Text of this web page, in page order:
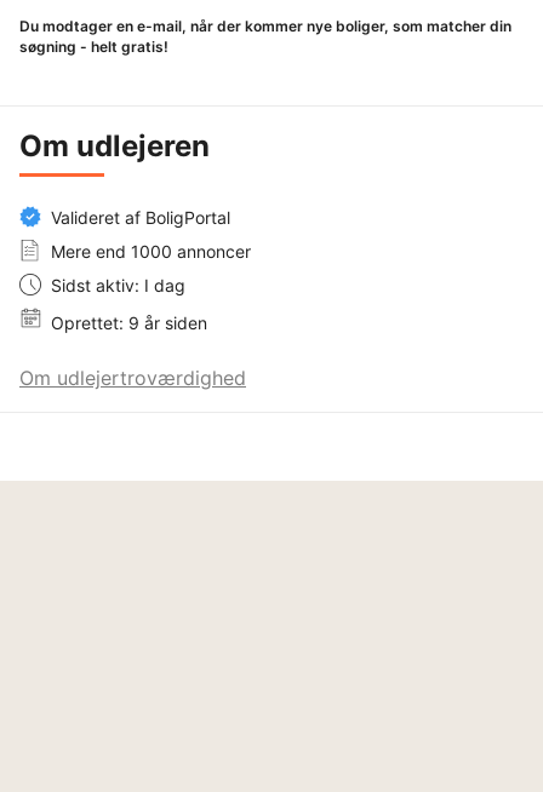
Du modtager en e-mail, når der kommer nye boliger, som matcher din
søgning - helt gratis!
Om udlejeren
Valideret af BoligPortal
Mere end 1000 annoncer
Sidst aktiv: I dag
Oprettet: 9 år siden
Om udlejertroværdighed